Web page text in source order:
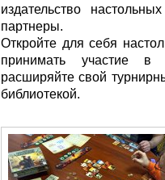
издательство
партнеры.
Откройте для себя
принимать участие в
расширяйте свой
библиотекой.